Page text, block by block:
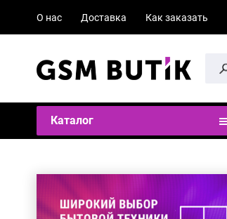
О нас Доставка Как заказать
Каталог